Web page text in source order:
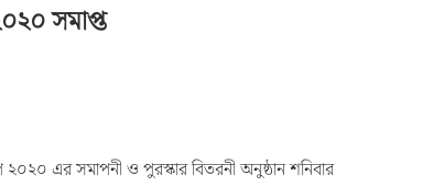
সমাপ্ত
এর সমাপনী ও পুরস্কার বিতরনী অনুষ্ঠান শনিবার